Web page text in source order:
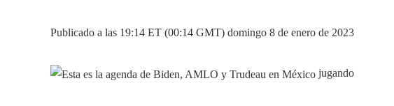
Publicado a las 19:14 ET (00:14 GMT) domingo 8 de enero de 2023
jugando